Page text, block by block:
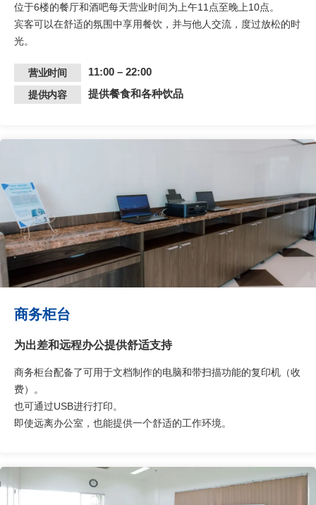
位于6楼的餐厅和酒吧每天营业时间为上午11点至晚上10点。
宾客可以在舒适的氛围中享用餐饮，并与他人交流，度过放松的时
光。​
营业时间 11:00 – 22:00
提供内容 提供餐食和各种饮品
商务柜台
为出差和远程办公提供舒适支持
商务柜台配备了可用于文档制作的电脑和带扫描功能的复印机（收
费）。
也可通过USB进行打印。
即使远离办公室，也能提供一个舒适的工作环境。